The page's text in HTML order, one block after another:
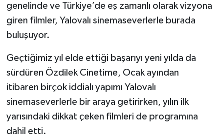
genelinde ve Türkiye’de eş zamanlı olarak vizyona
giren filmler, Yalovalı sinemaseverlerle burada
buluşuyor.
Geçtiğimiz yıl elde ettiği başarıyı yeni yılda da
sürdüren Özdilek Cinetime, Ocak ayından
itibaren birçok iddialı yapımı Yalovalı
sinemaseverlerle bir araya getirirken, yılın ilk
yarısındaki dikkat çeken filmleri de programına
dahil etti.